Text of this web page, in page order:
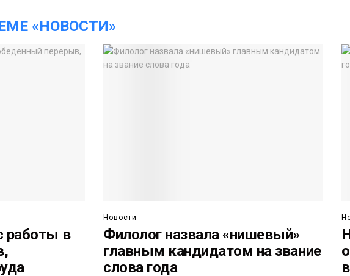
«НОВОСТИ»
работы в
Новости
Филолог назвала «нишевый»
главным кандидатом на звание
слова года